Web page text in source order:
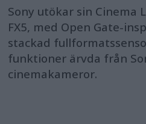
Sony utökar sin Cinema
FX5, med Open Gate-
stackad
funktioner ärvda från
cinemakameror.